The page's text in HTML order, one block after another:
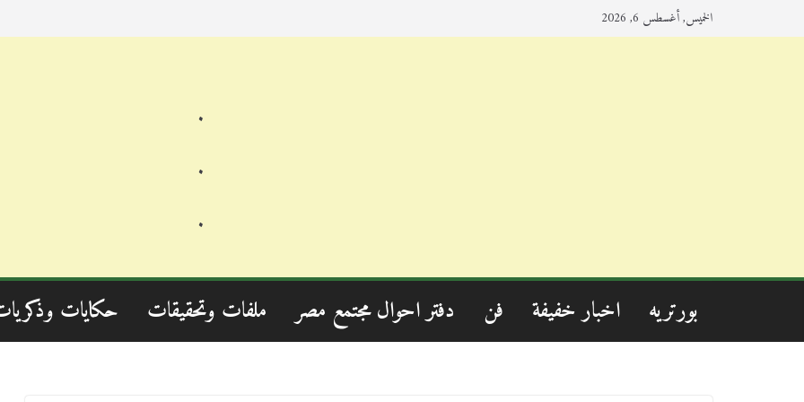
الخميس, أغسطس 6, 2026
.
.
.
بورتريه اخبار خفيفة فن دفتر احوال مجتمع مصر ملفات وتحقيقات حكايات